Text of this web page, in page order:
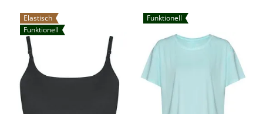
Elastisch
Funktionell
Funktionell